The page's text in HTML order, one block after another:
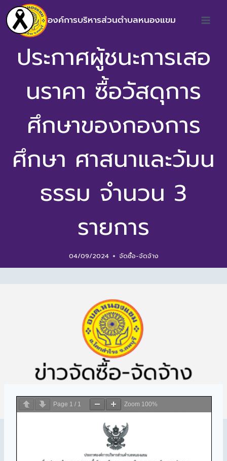
องค์การบริหารส่วนตำบลหนองแขม
ประกาศผู้ชนะการเสอ
นราคา ซื้อวัสดุการ
ศึกษาของกองการ
ศึกษา ศาสนาและวัมน
ธรรม จำนวน 3
รายการ
04/09/2024 จัดซื้อ-จัดจ้าง
Page 1 / 1 Zoom 100%